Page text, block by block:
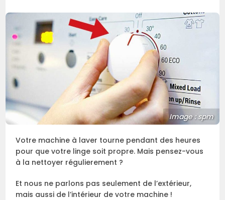
Image : spm
Votre machine à laver tourne pendant des heures
pour que votre linge soit propre. Mais pensez-vous
à la nettoyer régulierement ?
Et nous ne parlons pas seulement de l’extérieur,
mais aussi de l’intérieur de votre machine !